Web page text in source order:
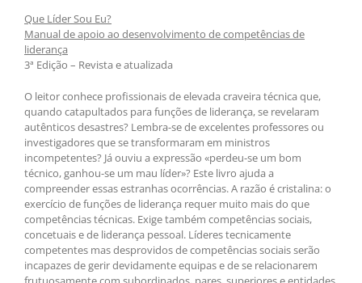
Que Líder Sou Eu?
Manual de apoio ao desenvolvimento de competências de
liderança
3ª Edição – Revista e atualizada
O leitor conhece profissionais de elevada craveira técnica que,
quando catapultados para funções de liderança, se revelaram
autênticos desastres? Lembra-se de excelentes professores ou
investigadores que se transformaram em ministros
incompetentes? Já ouviu a expressão «perdeu-se um bom
técnico, ganhou-se um mau líder»? Este livro ajuda a
compreender essas estranhas ocorrências. A razão é cristalina: o
exercício de funções de liderança requer muito mais do que
competências técnicas. Exige também competências sociais,
concetuais e de liderança pessoal. Líderes tecnicamente
competentes mas desprovidos de competências sociais serão
incapazes de gerir devidamente equipas e de se relacionarem